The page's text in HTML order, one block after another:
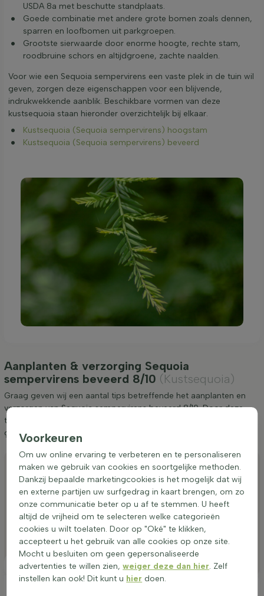
USDA 8a met beschutte standplaats.
Goede combinatie met andere grote bomen zoals dennen,
sparren en loofbomen uit parkgroepen.
Grootste sierwaarde door enorme hoogte, rechte stam,
roodbruine schors en altijdgroene, zachte naalden.
Voor wie een Sequoia sempervirens een vaste plek in de tuin wil
geven, zorgen deze eigenschappen voor een blijvende,
indrukwekkende aanblik. Beschikbare vormen van deze
kustsequoia staan hieronder overzichtelijk bij elkaar.
Kustsequoia (Sequoia sempervirens) hoogstam
Kustsequoia (Sequoia sempervirens) beveerd
Aanplanten & verzorging Sequoia
sempervirens beveerd 8/10 (Kustsequoia)
Graag geven wij een aantal tips betreffende het aanplanten en
verzorgen van Sequoia sempervirens beveerd 8/10. Door deze
tips op te volgen weet u zeker dat u lang van Kustsequoia kunt
genieten.
Standplaats
Aanplanten
Snoeien
Water geven
Bemesten
Bijzonderheden
Voorkeuren
Om uw online ervaring te verbeteren en te personaliseren
maken we gebruik van cookies en soortgelijke methoden.
Dankzij bepaalde marketingcookies is het mogelijk dat wij
en externe partijen uw surfgedrag in kaart brengen, om zo
onze communicatie beter op u af te stemmen. U heeft
altijd de vrijheid om te selecteren welke categorieën
cookies u wilt toelaten. Door op "Oké" te klikken,
accepteert u het gebruik van alle cookies op onze site.
Mocht u besluiten om geen gepersonaliseerde
advertenties te willen zien,weiger deze dan hier. Zelf
instellen kan ook! Dit kunt u hier doen.